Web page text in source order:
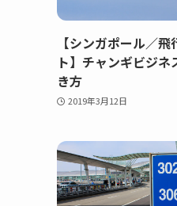
【シンガポール／
ト】チャンギビジ
き方
2019年3月12日